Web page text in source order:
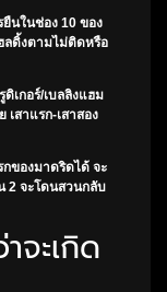
นในช่อง 10 ของ
ลดิ้งตามไม่ติดหรือ
เกอร์/เบลลิงแฮม
สาแรก-เสาสอง
ของมาดริดได้ จะ
2 จะโดนสวนกลับ
จะเกิด